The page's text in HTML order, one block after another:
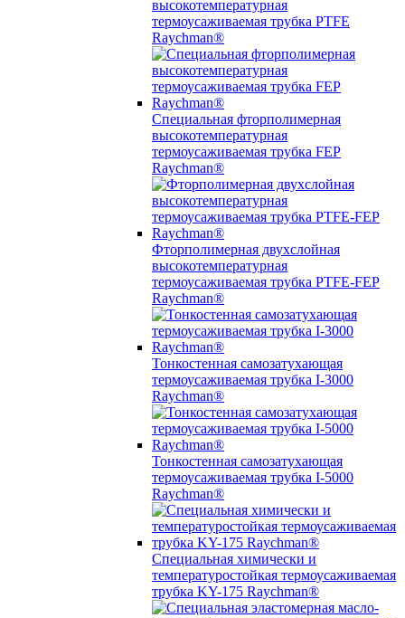
высокотемпературная
термоусаживаемая трубка PTFE
Raychman®
Специальная фторполимерная
высокотемпературная
термоусаживаемая трубка FEP
Raychman®
Фторполимерная двухслойная
высокотемпературная
термоусаживаемая трубка PTFE-FEP
Raychman®
Тонкостенная самозатухающая
термоусаживаемая трубка I-3000
Raychman®
Тонкостенная самозатухающая
термоусаживаемая трубка I-5000
Raychman®
Специальная химически и
температуростойкая термоусаживаемая
трубка KY-175 Raychman®